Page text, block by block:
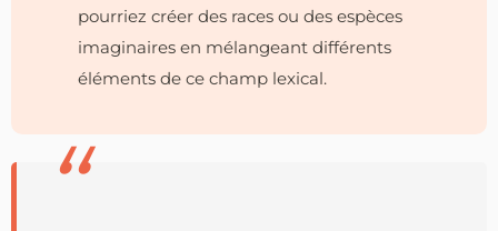
pourriez créer des races ou des espèces
imaginaires en mélangeant différents
éléments de ce champ lexical.